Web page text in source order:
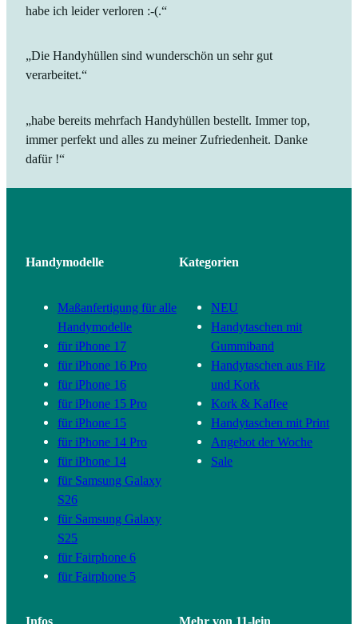
habe ich leider verloren :-(.“
„Die Handyhüllen sind wunderschön un sehr gut
verarbeitet.“
„habe bereits mehrfach Handyhüllen bestellt. Immer top,
immer perfekt und alles zu meiner Zufriedenheit. Danke
dafür !“
Handymodelle
Maßanfertigung für alle
Handymodelle
für iPhone 17
für iPhone 16 Pro
für iPhone 16
für iPhone 15 Pro
für iPhone 15
für iPhone 14 Pro
für iPhone 14
für Samsung Galaxy
S26
für Samsung Galaxy
S25
für Fairphone 6
für Fairphone 5
Kategorien
NEU
Handytaschen mit
Gummiband
Handytaschen aus Filz
und Kork
Kork & Kaffee
Handytaschen mit Print
Angebot der Woche
Sale